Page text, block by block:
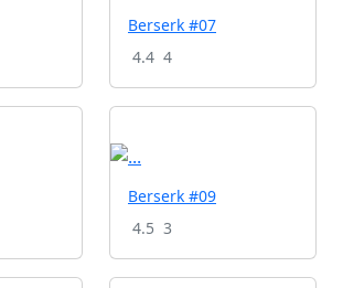
Berserk #07
4.4 4
Berserk #09
4.5 3